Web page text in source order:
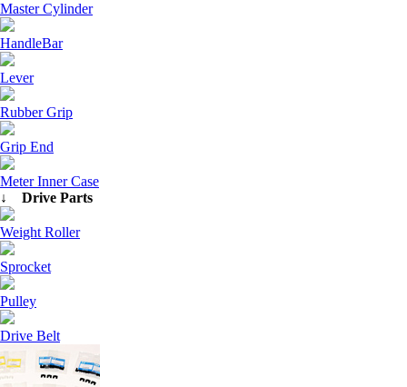
Master Cylinder
HandleBar
Lever
Rubber Grip
Grip End
Meter Inner Case
↓ Drive Parts
Weight Roller
Sprocket
Pulley
Drive Belt